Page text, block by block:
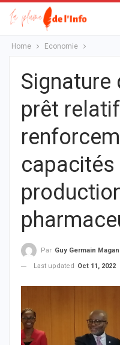
Home Economie
Signature
prêt
capacités
Par Guy Germain Maganga
Last updated
Oct 11, 2022